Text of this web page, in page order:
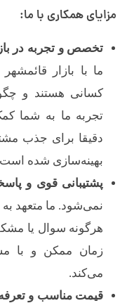
مزایای همکاری با ما:
تخصص و تجربه در
ما با بازار
کسانی هستند و
تجربه ما به شما
دقیقا برای جذب
بهینه‌سازی شده
پشتیبانی قوی و
نمی‌شود. ما متعهد به
هرگونه سوال یا
زمان ممکن و با
می‌کند.
قیمت مناسب و